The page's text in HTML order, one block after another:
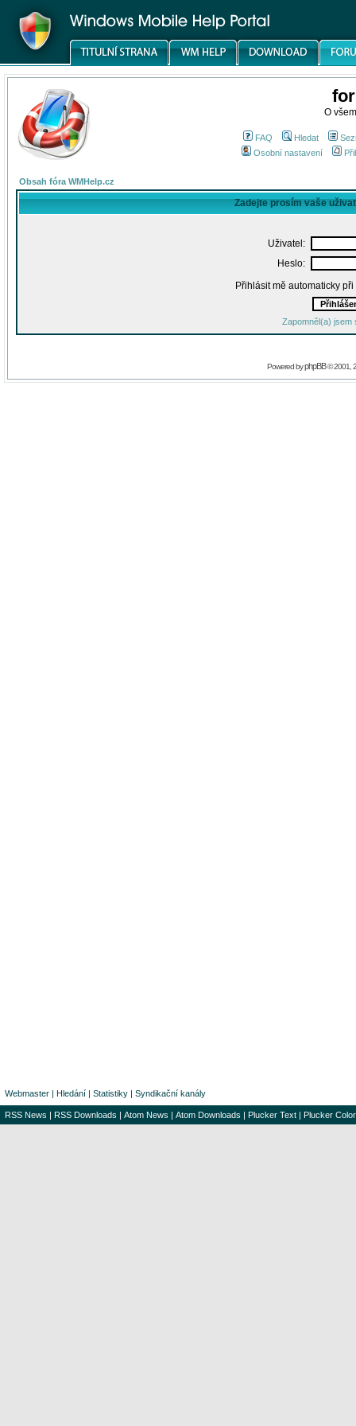
O
FAQ Hledat
Osobní nastavení
Obsah fóra WMHelp.cz
Zadejte prosím vaše
Uživatel:
Heslo:
Přihlásit mě automaticky
Zapomněl(a) jsem
Powered byphpBB© 2001,
Webmaster | Hledání | Statistiky | Syndikační kanály
RSS News | RSS Downloads | Atom News | Atom Downloads | Plucker Text | Plucker Color